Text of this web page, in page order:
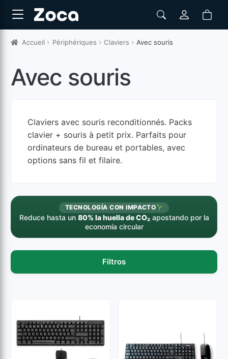
Accueil Périphériques Claviers Avec souris
Avec souris
Claviers avec souris reconditionnés. Packs
clavier + souris à petit prix. Parfaits pour
ordinateurs de bureau et portables, avec
options sans fil et filaire.
TECNOLOGÍA CON IMPACTO
Reduce hasta un 80% la huella de CO₂apostando por la
economía circular
Filtros